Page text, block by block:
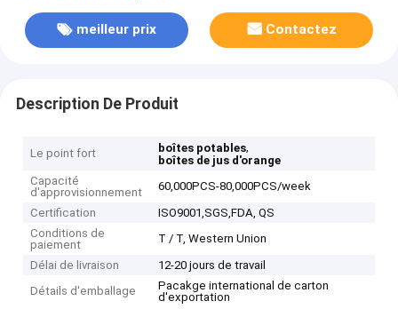
meilleur prix Contactez
Description De Produit
Le point fort boîtes potables,
boîtes de jus d'orange
Capacité
d'approvisionnement
60,000PCS-80,000PCS/week
Certification
ISO9001,SGS,FDA, QS
Conditions de
paiement
T / T, Western Union
Délai de livraison
12-20 jours de travail
Détails d'emballage
Pacakge international de carton
d'exportation